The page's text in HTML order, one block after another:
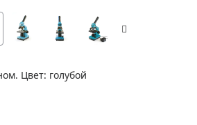
Цвет: голубой